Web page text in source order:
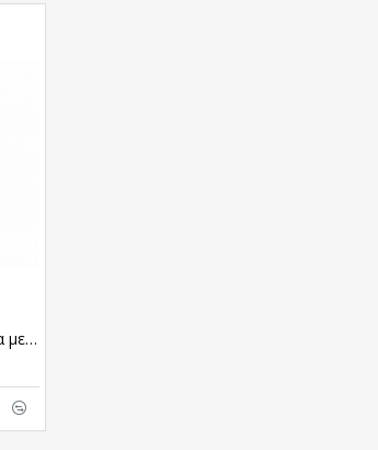
A20-190 Μπλούζα ίσια με φερμουάρ - Μαύρο